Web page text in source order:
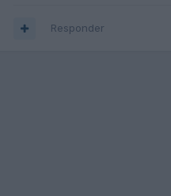
Responder